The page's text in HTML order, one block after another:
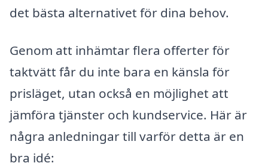
det bästa alternativet för dina behov.
Genom att inhämtar flera offerter för
taktvätt får du inte bara en känsla för
prisläget, utan också en möjlighet att
jämföra tjänster och kundservice. Här är
några anledningar till varför detta är en
bra idé: